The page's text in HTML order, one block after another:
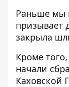
Раньше мы
призывает
закрыла
Кроме
начали
Каховской